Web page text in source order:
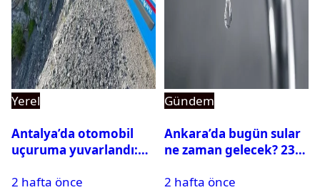
Yerel
Antalya’da otomobil
uçuruma yuvarlandı:
var
2 hafta önce
Gündem
Ankara’da bugün sular
ne zaman gelecek? 23
su kesintisi sorgulama
2 hafta önce